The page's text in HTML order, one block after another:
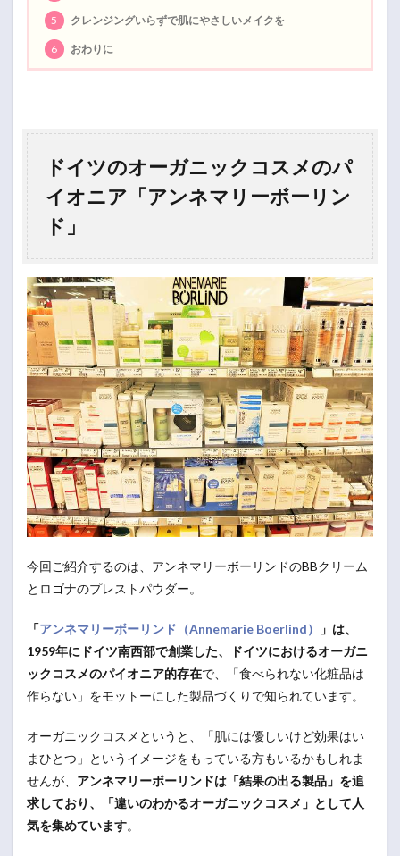
5 クレンジングいらずで肌にやさしいメイクを
6 おわりに
ドイツのオーガニックコスメのパ
イオニア「アンネマリーボーリン
ド」
今回ご紹介するのは、アンネマリーボーリンドのBBクリーム
とロゴナのプレストパウダー。
「アンネマリーボーリンド（Annemarie Boerlind）
」は、
1959年にドイツ南西部で創業した、ドイツにおけるオーガニ
ックコスメのパイオニア的存在で、「食べられない化粧品は
作らない」をモットーにした製品づくりで知られています。
オーガニックコスメというと、「肌には優しいけど効果はい
まひとつ」というイメージをもっている方もいるかもしれま
せんが、 アンネマリーボーリンドは「結果の出る製品」を追
求しており、「違いのわかるオーガニックコスメ」として人
気を集めています。